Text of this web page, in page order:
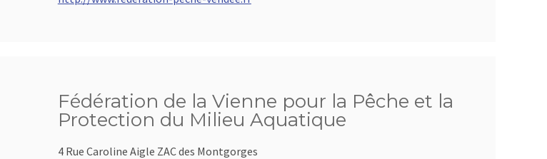
Fédération de la Vienne pour la Pêche et la
Protection du Milieu Aquatique
4 Rue Caroline Aigle ZAC des Montgorges